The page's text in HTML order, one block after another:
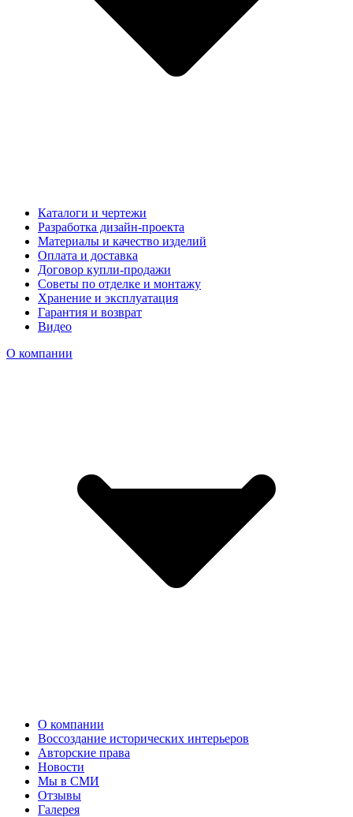
Каталоги и чертежи
Разработка дизайн-проекта
Материалы и качество изделий
Оплата и доставка
Договор купли-продажи
Советы по отделке и монтажу
Хранение и эксплуатация
Гарантия и возврат
Видео
О компании
О компании
Воссоздание исторических интерьеров
Авторские права
Новости
Мы в СМИ
Отзывы
Галерея